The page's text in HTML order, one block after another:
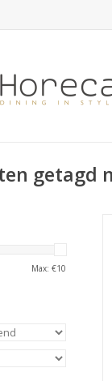
getagd
Max: €10